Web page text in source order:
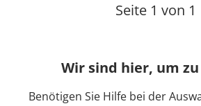
Seite 1 von 1
Wir sind hier, um
Benötigen Sie Hilfe bei der